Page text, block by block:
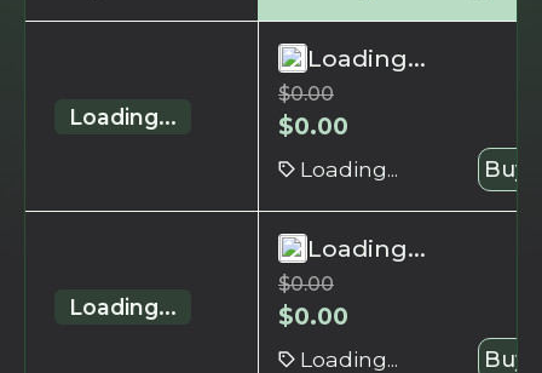
Loading...
Loading...
$0.00
$0.00
Loading... Buy
Loading...
Loading...
$0.00
$0.00
Loading... Buy